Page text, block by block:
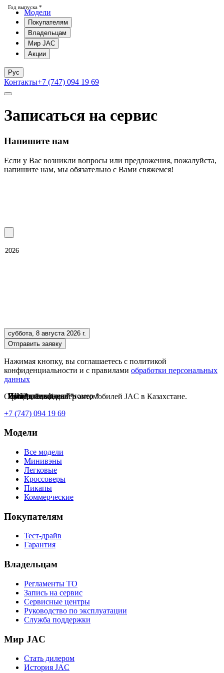
Модели
Покупателям
Владельцам
Мир JAC
Акции
Рус
Контакты+7 (747) 094 19 69
Записаться на сервис
Напишите нам
Если у Вас возникли вопросы или предложения, пожалуйста,
напишите нам, мы обязательно с Вами свяжемся!
Имя *
Номер телефона *
Выберите модель *
Год выпуска *
Пробег *
Регистрационный номер *
VIN *
суббота, 8 августа 2026 г.
Отправить заявку
Нажимая кнопку, вы соглашаетесь с политикой
конфиденциальности и с правилами обработки персональных
данных
Официальный дилер автомобилей JAC в Казахстане.
+7 (747) 094 19 69
Модели
Все модели
Минивэны
Легковые
Кроссоверы
Пикапы
Коммерческие
Покупателям
Тест-драйв
Гарантия
Владельцам
Регламенты ТО
Запись на сервис
Сервисные центры
Руководство по эксплуатации
Служба поддержки
Мир JAC
Стать дилером
История JAC